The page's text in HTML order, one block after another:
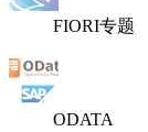
FIORI专题
ODATA